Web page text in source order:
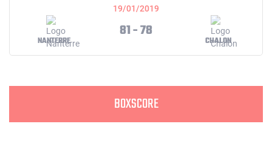
19/01/2019
NANTERRE
81 - 78
CHALON
BOXSCORE